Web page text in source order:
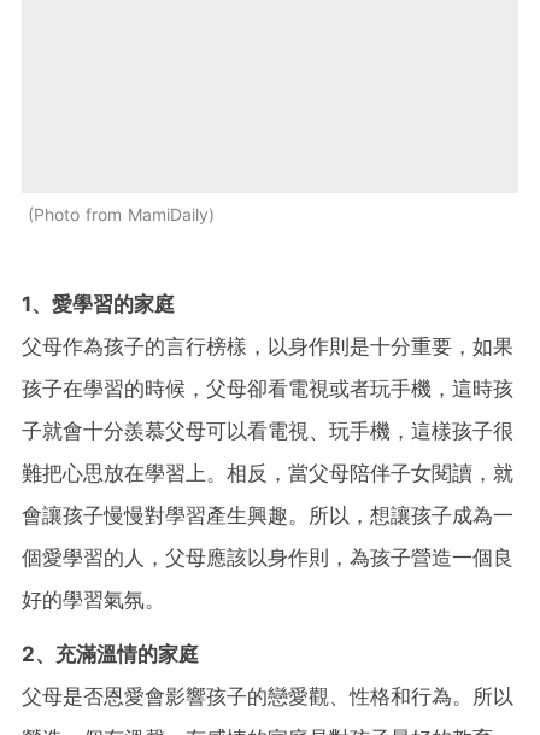
Photo from MamiDaily
1、愛學習的家庭
父母作為孩子的言行榜樣，以身作則是十分重要，如果
孩子在學習的時候，父母卻看電視或者玩手機，這時孩
子就會十分羨慕父母可以看電視、玩手機，這樣孩子很
難把心思放在學習上。相反，當父母陪伴子女閱讀，就
會讓孩子慢慢對學習產生興趣。所以，想讓孩子成為一
個愛學習的人，父母應該以身作則，為孩子營造一個良
好的學習氣氛。
2、充滿溫情的家庭
父母是否恩愛會影響孩子的戀愛觀、性格和行為。所以